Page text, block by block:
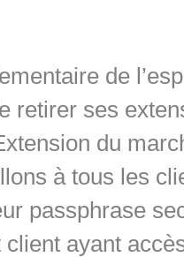
de
retirer ses
du
à tous les
passphrase
client ayant